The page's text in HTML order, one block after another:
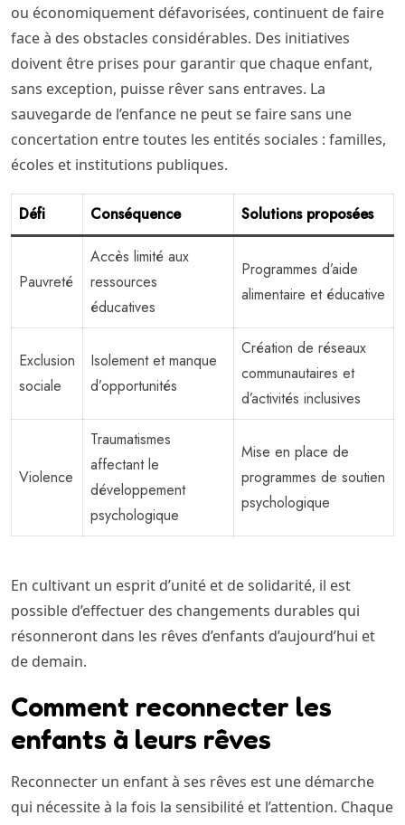
ou économiquement défavorisées, continuent de faire
face à des obstacles considérables. Des initiatives
doivent être prises pour garantir que chaque enfant,
sans exception, puisse rêver sans entraves. La
sauvegarde de l’enfance ne peut se faire sans une
concertation entre toutes les entités sociales : familles,
écoles et institutions publiques.
Défi Conséquence Solutions proposées
Pauvreté
Accès limité aux
ressources
éducatives
Programmes d’aide
alimentaire et éducative
Exclusion
sociale
Isolement et manque
d’opportunités
Création de réseaux
communautaires et
d’activités inclusives
Violence
Traumatismes
affectant le
développement
psychologique
Mise en place de
programmes de soutien
psychologique
En cultivant un esprit d’unité et de solidarité, il est
possible d’effectuer des changements durables qui
résonneront dans les rêves d’enfants d’aujourd’hui et
de demain.
Comment reconnecter les
enfants à leurs rêves
Reconnecter un enfant à ses rêves est une démarche
qui nécessite à la fois la sensibilité et l’attention. Chaque